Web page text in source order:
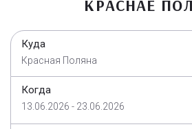
КРАСНАЕ
Куда
Красная Поляна
Когда
13.06.2026 - 23.06.2026